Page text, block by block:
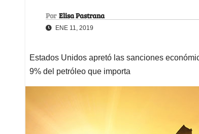
Por Elisa Pastrana
ENE 11, 2019
Estados Unidos apretó las sanciones
9% del petróleo que importa